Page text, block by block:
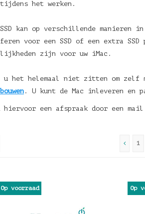
het werken.
SSD kan op verschillende manieren
voor een SSD of een extra
zijn voor uw iMac.
het helemaal niet zitten om zelf
. U kunt de Mac inleveren en
hiervoor een afspraak door een
1
Op voorraad Op